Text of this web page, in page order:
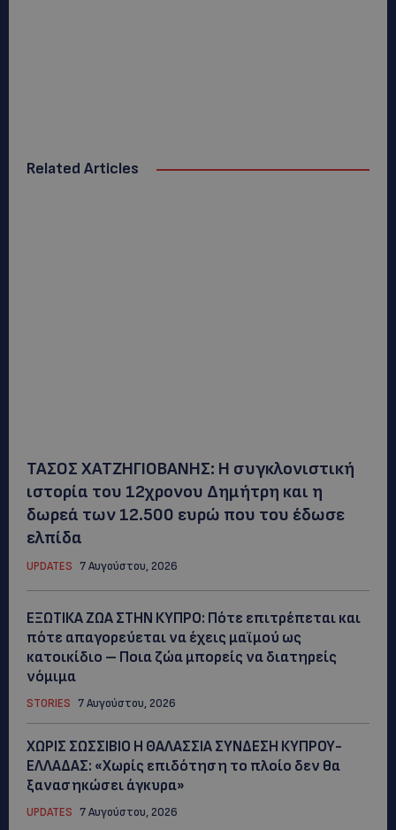
Related Articles
ΤΑΣΟΣ ΧΑΤΖΗΓΙΟΒΑΝΗΣ: Η συγκλονιστική
ιστορία του 12χρονου Δημήτρη και η
δωρεά των 12.500 ευρώ που του έδωσε
ελπίδα
UPDATES 7 Αυγούστου, 2026
ΕΞΩΤΙΚΑ ΖΩΑ ΣΤΗΝ ΚΥΠΡΟ: Πότε επιτρέπεται και
πότε απαγορεύεται να έχεις μαϊμού ως
κατοικίδιο – Ποια ζώα μπορείς να διατηρείς
νόμιμα
STORIES 7 Αυγούστου, 2026
ΧΩΡΙΣ ΣΩΣΣΙΒΙΟ Η ΘΑΛΑΣΣΙΑ ΣΥΝΔΕΣΗ ΚΥΠΡΟΥ-
ΕΛΛΑΔΑΣ: «Χωρίς επιδότηση το πλοίο δεν θα
ξανασηκώσει άγκυρα»
UPDATES 7 Αυγούστου, 2026